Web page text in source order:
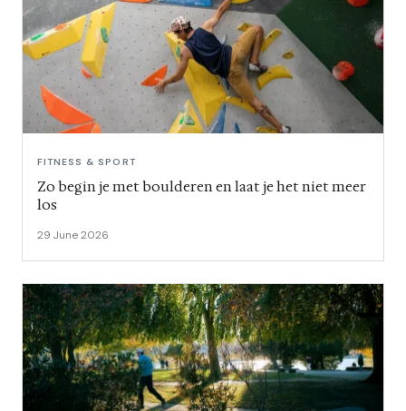
FITNESS & SPORT
Zo begin je met boulderen en laat je het niet meer
los
29 June 2026